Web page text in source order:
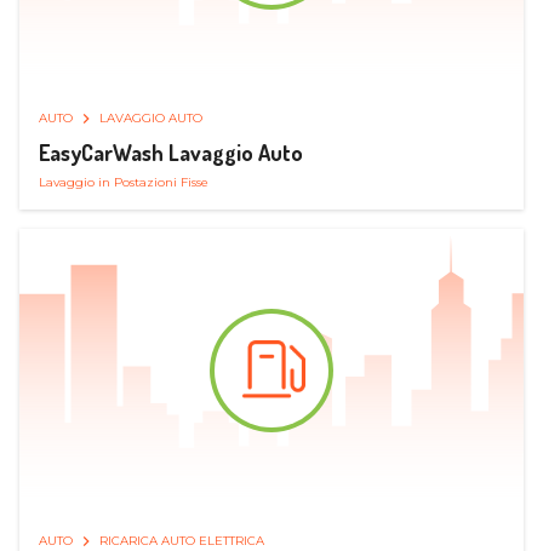
AUTO LAVAGGIO AUTO
EasyCarWash Lavaggio Auto
Lavaggio in Postazioni Fisse
AUTO RICARICA AUTO ELETTRICA